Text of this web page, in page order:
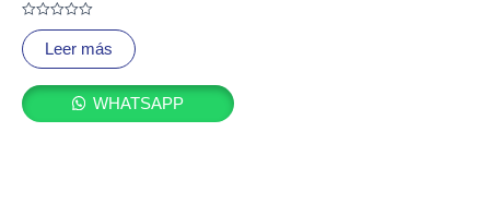
Valorado
con
0
de
Leer más
WHATSAPP